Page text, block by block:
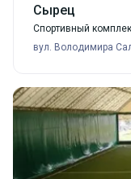
Сырец
Спортивный
вул. Володимира